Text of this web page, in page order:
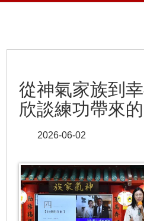
從神氣家族到
欣談練功帶來
2026-06-02